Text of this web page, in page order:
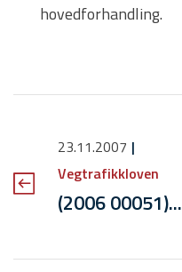
hovedforhandling.
23.11.2007
Vegtrafikkloven
(2006 00051)...